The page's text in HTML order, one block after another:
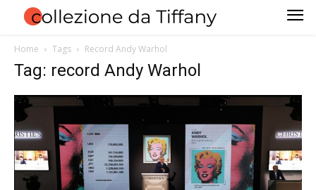
Home Tags Record Andy Warhol
Tag: record Andy Warhol